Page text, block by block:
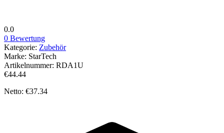
0.0
0 Bewertung
Kategorie: Zubehör
Marke: StarTech
Artikelnummer: RDA1U
€44.44
Netto: €37.34